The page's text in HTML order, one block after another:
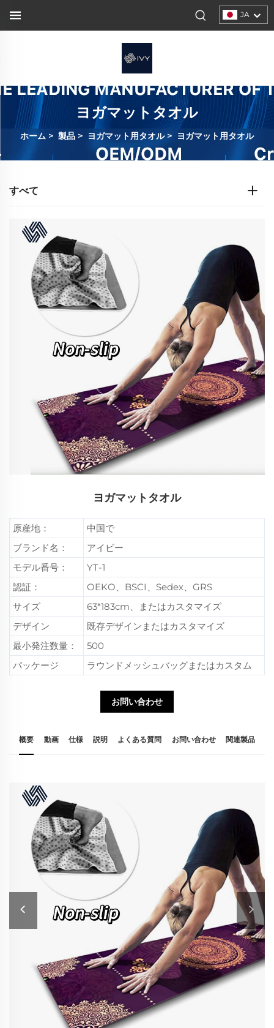
JA
ヨガマットタオル
ホーム > 製品 > ヨガマット用タオル> ヨガマット用タオル
すべて
ヨガマットタオル
原産地：
中国で
ブランド名：
アイビー
モデル番号：
YT-1
認証：
OEKO、BSCI、Sedex、GRS
サイズ
63*183cm、またはカスタマイズ
デザイン
既存デザインまたはカスタマイズ
最小発注数量：
500
パッケージ
ラウンドメッシュバッグまたはカスタム
お問い合わせ
概要 動画 仕様 説明 よくある質問 お問い合わせ 関連製品